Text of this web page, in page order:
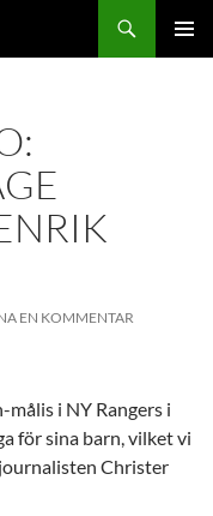
EN KOMMENTAR
i NY Rangers i
för sina barn, vilket vi
Christer